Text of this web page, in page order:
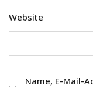
Website
Name, E-Mail-